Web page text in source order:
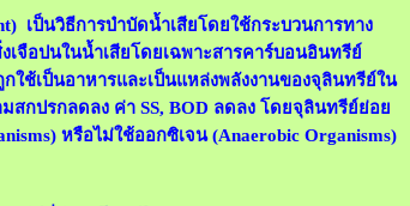
เป็นวิธีการบำบัดน้ำเสียโดยใช้กระบวนการทาง
จือปนในน้ำเสียโดยเฉพาะสารคาร์บอนอินทรีย์
ช้เป็นอาหารและเป็นแหล่งพลังงานของจุลินทรีย์ใน
สกปรกลดลง ค่า SS, BOD ลดลง โดยจุลินทรีย์ย่อย
หรือไม่ใช้ออกซิเจน (Anaerobic Organisms)